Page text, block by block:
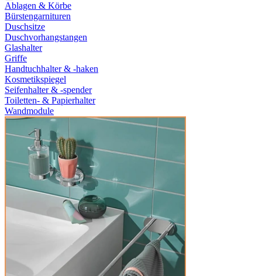
Ablagen & Körbe
Bürstengarnituren
Duschsitze
Duschvorhangstangen
Glashalter
Griffe
Handtuchhalter & -haken
Kosmetikspiegel
Seifenhalter & -spender
Toiletten- & Papierhalter
Wandmodule